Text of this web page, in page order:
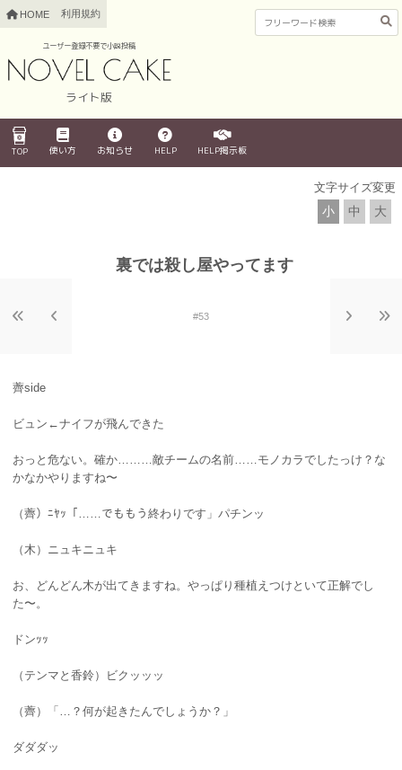
HOME 利用規約
ユーザー登録不要で小説投稿
ライト版
TOP 使い方 お知らせ HELP HELP掲示板
文字サイズ変更
小 中 大
裏では殺し屋やってます
#53
薺side
ビュン←ナイフが飛んできた
おっと危ない。確か………敵チームの名前……モノカラでしたっけ？な
かなかやりますね〜
（薺）ﾆﾔｯ「……でももう終わりです」パチンッ
（木）ニュキニュキ
お、どんどん木が出てきますね。やっぱり種植えつけといて正解でし
た〜。
ドンｯｯ
（テンマと香鈴）ビクッッッ
（薺）「…？何が起きたんでしょうか？」
ダダダッ